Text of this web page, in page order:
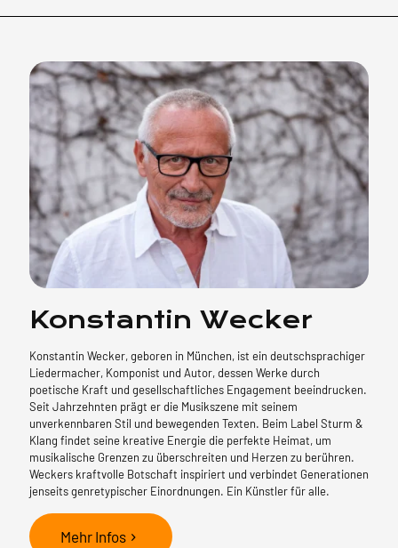
Konstantin Wecker
Konstantin Wecker, geboren in München, ist ein deutschsprachiger
Liedermacher, Komponist und Autor, dessen Werke durch
poetische Kraft und gesellschaftliches Engagement beeindrucken.
Seit Jahrzehnten prägt er die Musikszene mit seinem
unverkennbaren Stil und bewegenden Texten. Beim Label Sturm &
Klang findet seine kreative Energie die perfekte Heimat, um
musikalische Grenzen zu überschreiten und Herzen zu berühren.
Weckers kraftvolle Botschaft inspiriert und verbindet Generationen
jenseits genretypischer Einordnungen. Ein Künstler für alle.
Mehr Infos